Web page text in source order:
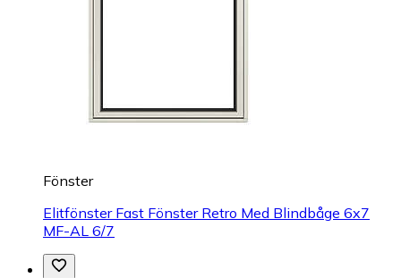
Fönster
Elitfönster Fast Fönster Retro Med Blindbåge 6x7
MF-AL 6/7